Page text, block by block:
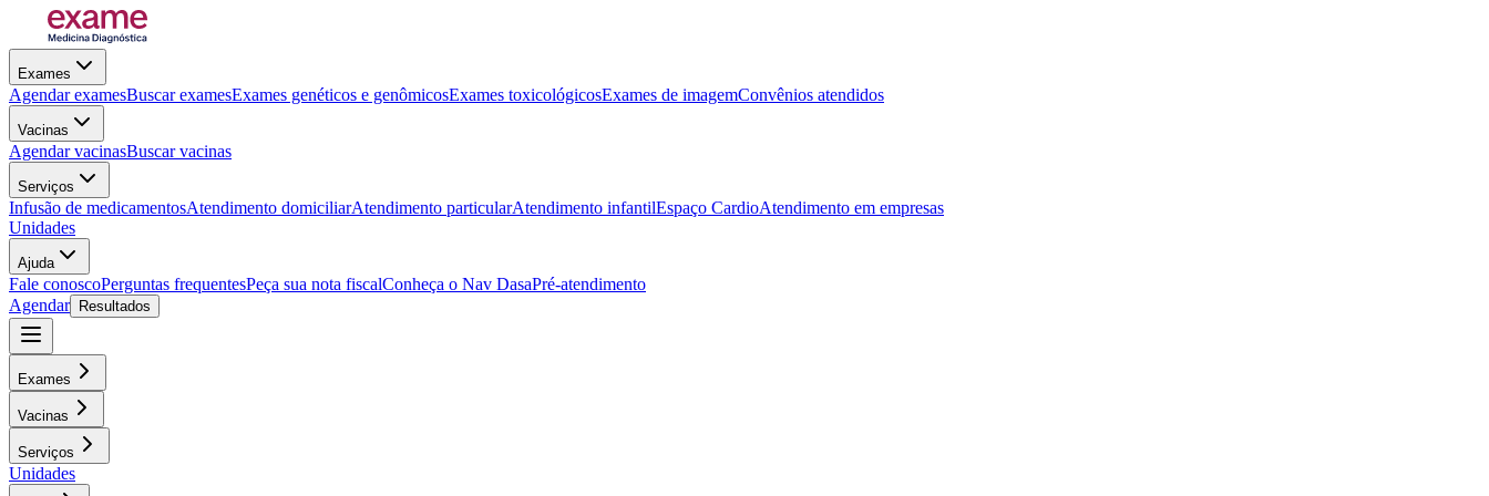
Exames
Agendar examesBuscar examesExames genéticos e genômicosExames toxicológicosExames de imagemConvênios atendidos
Vacinas
Agendar vacinasBuscar vacinas
Serviços
Infusão de medicamentosAtendimento domiciliarAtendimento particularAtendimento infantilEspaço CardioAtendimento em empresas
Unidades
Ajuda
Fale conoscoPerguntas frequentesPeça sua nota fiscalConheça o Nav DasaPré-atendimento
Agendar
Resultados
Exames
Vacinas
Serviços
Unidades